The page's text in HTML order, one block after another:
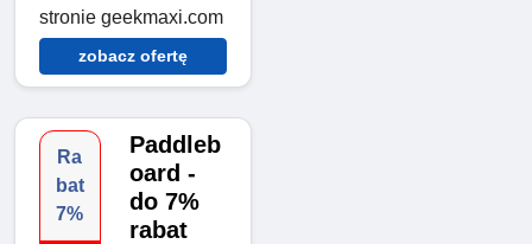
stronie geekmaxi.com
zobacz ofertę
Ra
bat
7%
Paddleb
oard -
do 7%
rabat